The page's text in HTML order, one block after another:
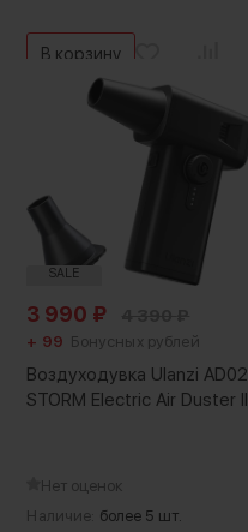
В корзину
SALE
3 990 ₽
+ 99 Бонусных рублей
Воздуходувка Ulanzi AD02
STORM Electric Air Duster II
Нет оценок
Наличие: более 5 шт.